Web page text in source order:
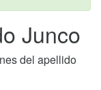
Junco
del apellido